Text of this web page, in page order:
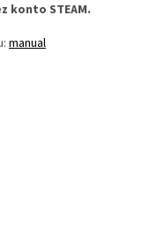
konto STEAM.
manual